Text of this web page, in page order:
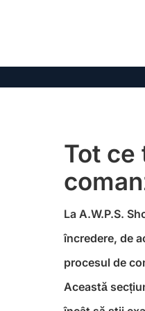
Tot ce
La A.W.P.S.
încredere, de
procesul de
Această